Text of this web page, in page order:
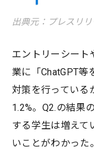
出典元：プレスリリ
エントリーシート
業に「ChatGPT等
対策を行っている
1.2%。Q2.の結果
する学生は増えて
いことがわかった。